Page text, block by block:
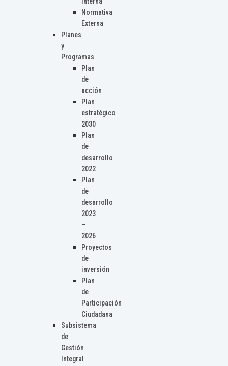
Normativa
Externa
Planes
y
Programas
Plan
de
acción
Plan
estratégico
2030
Plan
de
desarrollo
2022
Plan
de
desarrollo
2023
–
2026
Proyectos
de
inversión
Plan
de
Participación
Ciudadana
Subsistema
de
Gestión
Integral